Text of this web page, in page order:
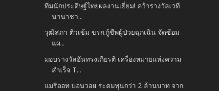
ทีมนักประดิษฐ์ไทยผลงานเยี่ยม! คว้ารางวัลเวที
นานาชา...
วุฒิสภา ติวเข้ม ขรก.กู้ชีพผู้ป่วยฉุกเฉิน จัดซ้อม
แผ...
มอบรางวัลอันทรงเกียรติ เครื่องหมายแห่งความ
สำเร็จ T...
แมริออท บอนวอย ระดมทุนกว่า 2 ล้านบาท จาก